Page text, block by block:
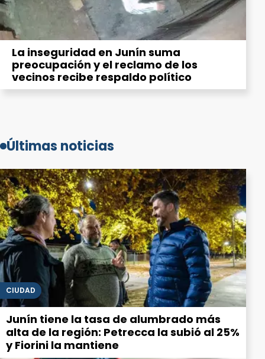
La inseguridad en Junín suma
preocupación y el reclamo de los
vecinos recibe respaldo político
Últimas noticias
CIUDAD
Junín tiene la tasa de alumbrado más
alta de la región: Petrecca la subió al 25%
y Fiorini la mantiene